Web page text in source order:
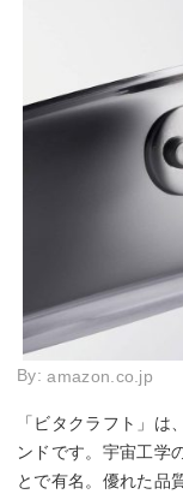
By:amazon.co.jp
「ビタクラフト」
ンドです。宇宙工学
とで有名。優れた品